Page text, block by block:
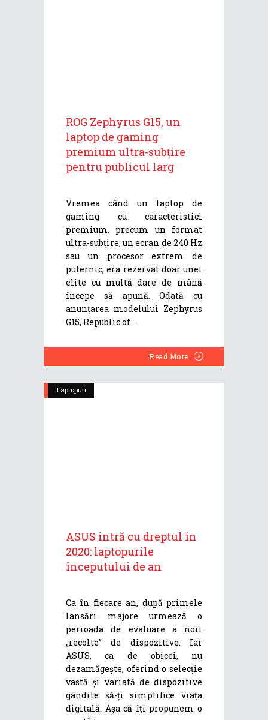
ROG Zephyrus G15, un
laptop de gaming
premium ultra-subțire
pentru publicul larg
Vremea când un laptop de
gaming cu caracteristici
premium, precum un format
ultra-subțire, un ecran de 240 Hz
sau un procesor extrem de
puternic, era rezervat doar unei
elite cu multă dare de mână
începe să apună. Odată cu
anunțarea modelului Zephyrus
G15, Republic of
Read More
Laptopuri
ASUS intră cu dreptul în
2020: laptopurile
începutului de an
Ca în fiecare an, după primele
lansări majore urmează o
perioada de evaluare a noii
„recolte” de dispozitive. Iar
ASUS, ca de obicei, nu
dezamăgește, oferind o selecție
vastă și variată de dispozitive
gândite să-ți simplifice viața
digitală. Așa că îți propunem o